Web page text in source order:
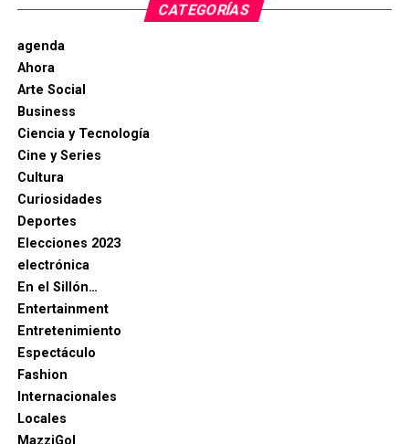
CATEGORÍAS
agenda
Ahora
Arte Social
Business
Ciencia y Tecnología
Cine y Series
Cultura
Curiosidades
Deportes
Elecciones 2023
electrónica
En el Sillón…
Entertainment
Entretenimiento
Espectáculo
Fashion
Internacionales
Locales
MazziGol